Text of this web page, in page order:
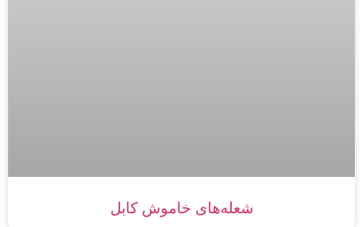
شعله‌های خاموش کابل